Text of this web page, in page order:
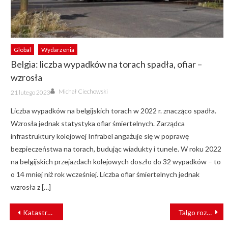
Global Wydarzenia
Belgia: liczba wypadków na torach spadła, ofiar –
wzrosła
Posted
on
21 lutego 2023 Author
Michał Ciechowski
Liczba wypadków na belgijskich torach w 2022 r. znacząco spadła.
Wzrosła jednak statystyka ofiar śmiertelnych. Zarządca
infrastruktury kolejowej Infrabel angażuje się w poprawę
bezpieczeństwa na torach, budując wiadukty i tunele. W roku 2022
na belgijskich przejazdach kolejowych doszło do 32 wypadków – to
o 14 mniej niż rok wcześniej. Liczba ofiar śmiertelnych jednak
wzrosła z […]
NAWIGACJA
WPISU
Katastrofa kolejowa w Iranie. Nie żyje 21 osób Talgo rozpoczyna testowanie prototypu pociągu wodorowego